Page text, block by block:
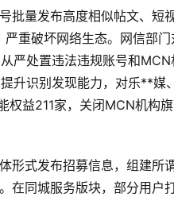
批量发布高度相似帖文、短
重破坏网络生态。网信部门
严处置违法违规账号和MCN
升识别发现能力，对乐**媒
权益211家，关闭MCN机构
形式发布招募信息，组建所
在同城服务版块，部分用户